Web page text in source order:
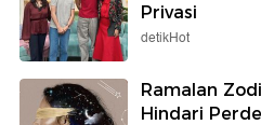
Privasi
detikHot
Ramalan
Hindari